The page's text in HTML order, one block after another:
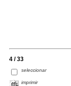
4 / 33
seleccionar
imprimir